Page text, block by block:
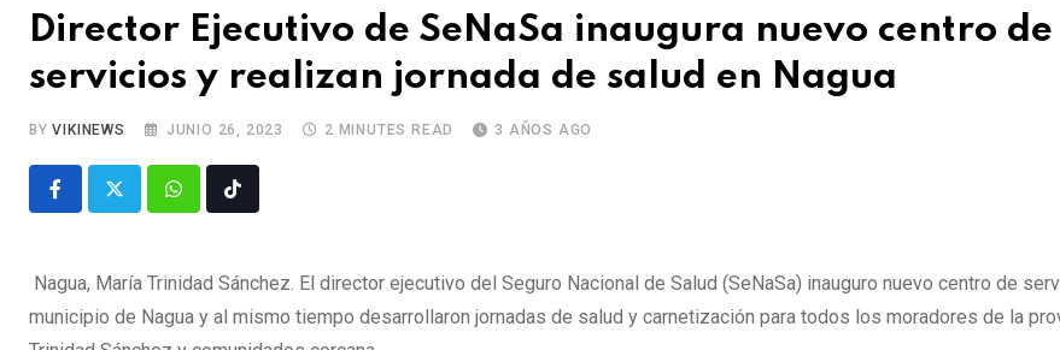
Director Ejecutivo de SeNaSa inaugura nuevo centro de
servicios y realizan jornada de salud en Nagua
BYVIKINEWS JUNIO 26, 2023 2 MINUTES READ 3 AÑOS AGO
Nagua, María Trinidad Sánchez. El director ejecutivo del Seguro Nacional de Salud (SeNaSa) inauguro nuevo centro de
municipio de Nagua y al mismo tiempo desarrollaron jornadas de salud y carnetización para todos los moradores de la